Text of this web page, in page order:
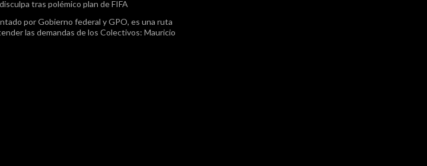
tras polémico plan de FIFA
por Gobierno federal y GPO, es una ruta
las demandas de los Colectivos: Mauricio